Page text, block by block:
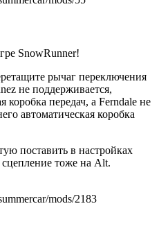
SnowRunner!
рычаг переключения
не поддерживается,
коробка передач, а Ferndale не
автоматическая коробка
поставить в настройках
тоже на Alt.
mods/2183